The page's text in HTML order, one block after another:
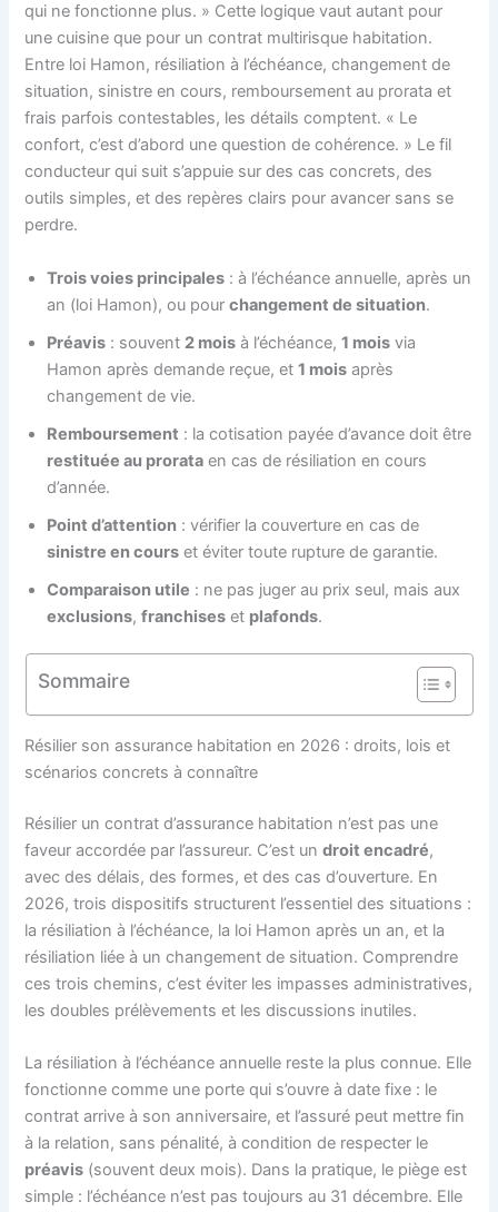
qui ne fonctionne plus. » Cette logique vaut autant pour
une cuisine que pour un contrat multirisque habitation.
Entre loi Hamon, résiliation à l’échéance, changement de
situation, sinistre en cours, remboursement au prorata et
frais parfois contestables, les détails comptent. « Le
confort, c’est d’abord une question de cohérence. » Le fil
conducteur qui suit s’appuie sur des cas concrets, des
outils simples, et des repères clairs pour avancer sans se
perdre.
Trois voies principales : à l’échéance annuelle, après un
an (loi Hamon), ou pourchangement de situation.
Préavis : souvent 2 mois à l’échéance,1 mois via
Hamon après demande reçue, et1 mois après
changement de vie.
Remboursement : la cotisation payée d’avance doit être
restituée au prorata en cas de résiliation en cours
d’année.
Point d’attention : vérifier la couverture en cas de
sinistre en cours et éviter toute rupture de garantie.
Comparaison utile : ne pas juger au prix seul, mais aux
exclusions,franchises et plafonds.
Sommaire
Résilier son assurance habitation en 2026 : droits, lois et
scénarios concrets à connaître
Résilier un contrat d’assurance habitation n’est pas une
faveur accordée par l’assureur. C’est undroit encadré,
avec des délais, des formes, et des cas d’ouverture. En
2026, trois dispositifs structurent l’essentiel des situations :
la résiliation à l’échéance, la loi Hamon après un an, et la
résiliation liée à un changement de situation. Comprendre
ces trois chemins, c’est éviter les impasses administratives,
les doubles prélèvements et les discussions inutiles.
La résiliation à l’échéance annuelle reste la plus connue. Elle
fonctionne comme une porte qui s’ouvre à date fixe : le
contrat arrive à son anniversaire, et l’assuré peut mettre fin
à la relation, sans pénalité, à condition de respecter le
préavis (souvent deux mois). Dans la pratique, le piège est
simple : l’échéance n’est pas toujours au 31 décembre. Elle